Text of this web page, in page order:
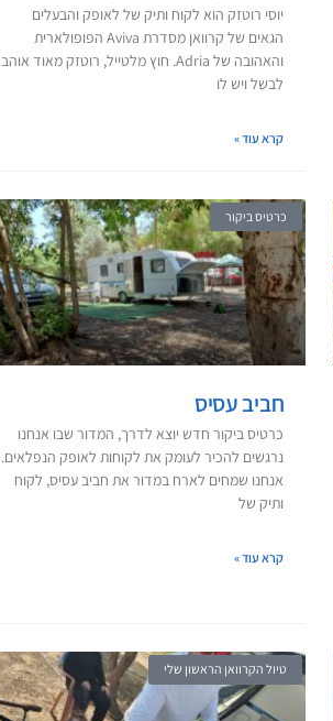
יוסי רוטזק הוא לקוח ותיק של לאופק והבעלים
הגאים של קרוואן מסדרת Aviva הפופולארית
והאהובה של Adria. חוץ מלטייל, רוטזק מאוד אוהב
לבשל ויש לו
קרא עוד »
כרטיס ביקור
חביב עסיס
כרטיס ביקור חדש יוצא לדרך, המדור שבו אנחנו
נרגשים להכיר לעומק את לקוחות לאופק הנפלאים.
אנחנו שמחים לארח במדור את חביב עסיס, לקוח
ותיק של
קרא עוד »
טיול הקרוואן הראשון שלי